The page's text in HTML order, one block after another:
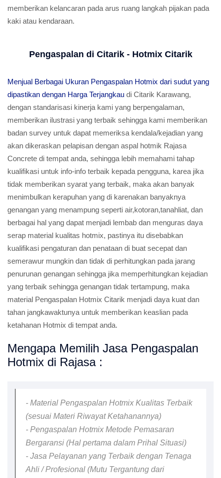
memberikan kelancaran pada arus ruang langkah pijakan pada
kaki atau kendaraan.
Pengaspalan di Citarik - Hotmix Citarik
Menjual Berbagai Ukuran Pengaspalan Hotmix dari sudut yang
dipastikan dengan Harga Terjangkau di Citarik Karawang,
dengan standarisasi kinerja kami yang berpengalaman,
memberikan ilustrasi yang terbaik sehingga kami memberikan
badan survey untuk dapat memeriksa kendala/kejadian yang
akan dikeraskan pelapisan dengan aspal hotmik Rajasa
Concrete di tempat anda, sehingga lebih memahami tahap
kualifikasi untuk info-info terbaik kepada pengguna, karea jika
tidak memberikan syarat yang terbaik, maka akan banyak
menimbulkan kerapuhan yang di karenakan banyaknya
genangan yang menampung seperti air,kotoran,tanahliat, dan
berbagai hal yang dapat menjadi lembab dan menguras daya
serap material kualitas hotmix, pastinya itu disebabkan
kualifikasi pengaturan dan penataan di buat secepat dan
semerawur mungkin dan tidak di perhitungkan pada jarang
penurunan genangan sehingga jika memperhitungkan kejadian
yang terbaik sehingga genangan tidak tertampung, maka
material Pengaspalan Hotmix Citarik menjadi daya kuat dan
tahan jangkawaktunya untuk memberikan keaslian pada
ketahanan Hotmix di tempat anda.
Mengapa Memilih Jasa Pengaspalan
Hotmix di Rajasa :
- Material Pengaspalan Hotmix Kualitas Terbaik
(sesuai Materi Riwayat Ketahanannya)
- Pengaspalan Hotmix Metode Pemasaran
Bergaransi (Hal pertama dalam Prihal Situasi)
- Jasa Pelayanan yang Terbaik dengan Tenaga
Ahli / Profesional (Mutu Tergantung dari